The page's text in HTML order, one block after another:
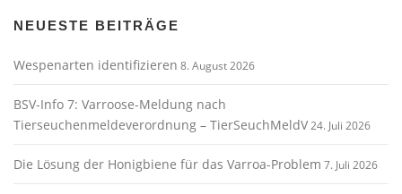
NEUESTE BEITRÄGE
Wespenarten identifizieren 8. August 2026
BSV-Info 7: Varroose-Meldung nach
Tierseuchenmeldeverordnung – TierSeuchMeldV24. Juli 2026
Die Lösung der Honigbiene für das Varroa-Problem 7. Juli 2026